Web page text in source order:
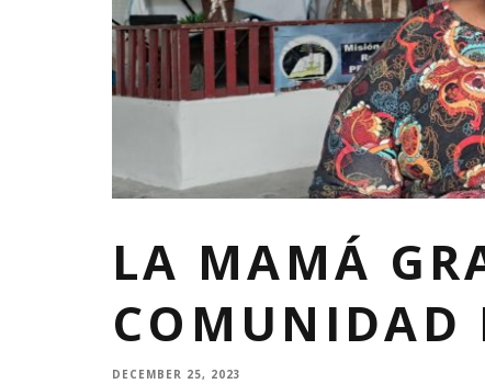
LA MAMÁ
COMUNIDAD
DECEMBER 25, 2023